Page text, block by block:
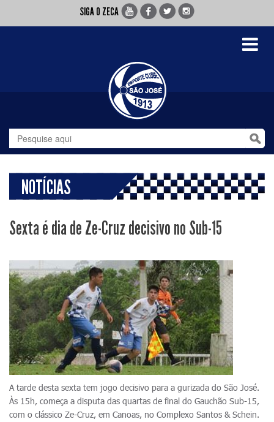
SIGA O ZECA
Toggle
NOTÍCIAS
Sexta é dia de Ze-Cruz decisivo no Sub-15
A tarde desta sexta tem jogo decisivo para a gurizada do São José.
Às 15h, começa a disputa das quartas de final do Gauchão Sub-15,
com o clássico Ze-Cruz, em Canoas, no Complexo Santos & Schein.